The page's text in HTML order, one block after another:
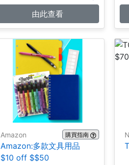
由此查看
Amazon 購買指南
Amazon:多款文具用品
$10 off $$50